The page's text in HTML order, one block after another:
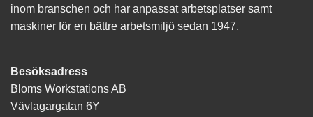
inom branschen och har anpassat arbetsplatser samt
maskiner för en bättre arbetsmiljö sedan 1947.
Besöksadress
Bloms Workstations AB
Vävlagargatan 6Y